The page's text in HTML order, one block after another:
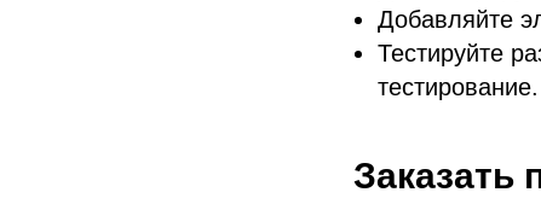
Добавляйте
Тестируйте
тестирование.
Заказать